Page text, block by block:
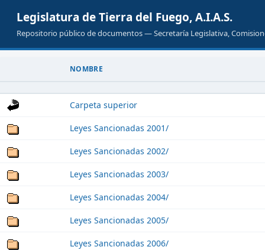
Legislatura de Tierra del Fuego, A.I.A.S.
Repositorio público de documentos — Secretaría Legislativa,
NOMBRE
Carpeta superior
Leyes Sancionadas 2001/
Leyes Sancionadas 2002/
Leyes Sancionadas 2003/
Leyes Sancionadas 2004/
Leyes Sancionadas 2005/
Leyes Sancionadas 2006/